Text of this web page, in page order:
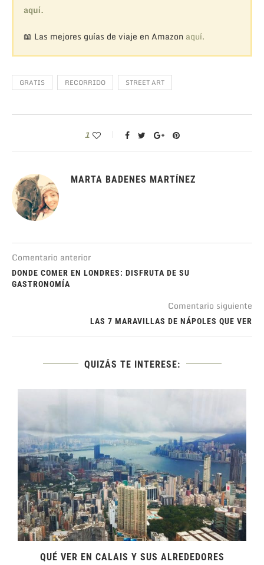
aquí.
📖 Las mejores guías de viaje en Amazon aquí.
GRATIS RECORRIDO STREET ART
1
MARTA BADENES MARTÍNEZ
Comentario anterior
DONDE COMER EN LONDRES: DISFRUTA DE SU
GASTRONOMÍA
Comentario siguiente
LAS 7 MARAVILLAS DE NÁPOLES QUE VER
QUIZÁS TE INTERESE:
QUÉ VER EN CALAIS Y SUS ALREDEDORES